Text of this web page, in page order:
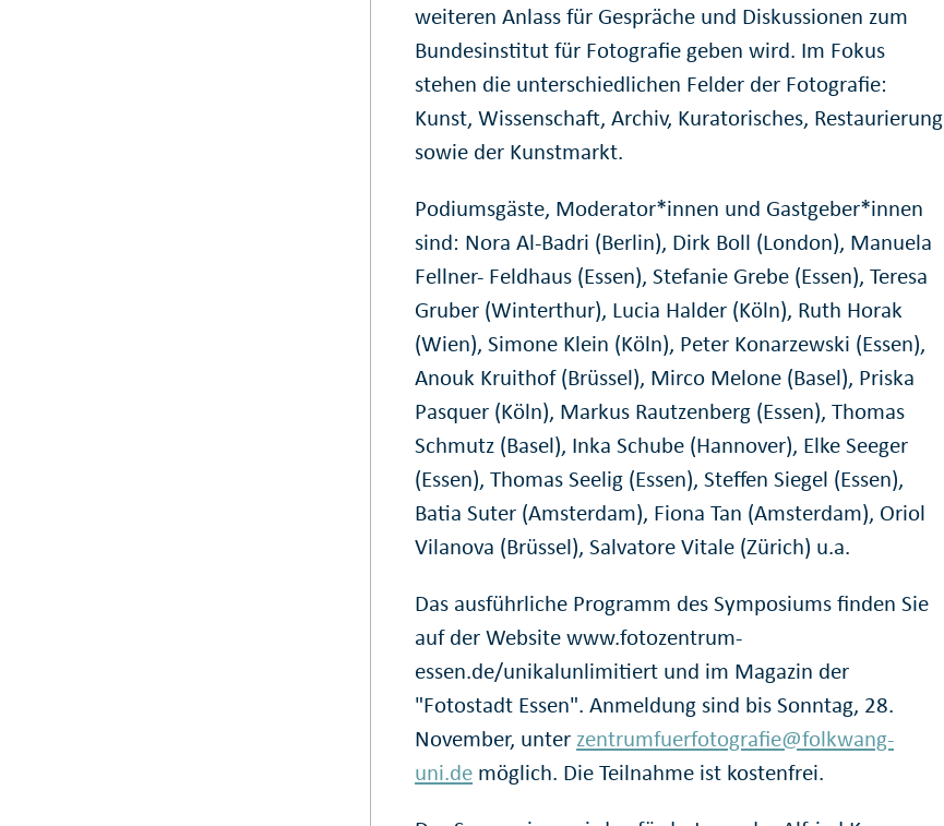
weiteren Anlass für Gespräche und Diskussionen zum
Bundesinstitut für Fotografie geben wird. Im Fokus
stehen die unterschiedlichen Felder der Fotografie:
Kunst, Wissenschaft, Archiv, Kuratorisches, Restaurierung
sowie der Kunstmarkt.
Podiumsgäste, Moderator*innen und Gastgeber*innen
sind: Nora Al-Badri (Berlin), Dirk Boll (London), Manuela
Fellner- Feldhaus (Essen), Stefanie Grebe (Essen), Teresa
Gruber (Winterthur), Lucia Halder (Köln), Ruth Horak
(Wien), Simone Klein (Köln), Peter Konarzewski (Essen),
Anouk Kruithof (Brüssel), Mirco Melone (Basel), Priska
Pasquer (Köln), Markus Rautzenberg (Essen), Thomas
Schmutz (Basel), Inka Schube (Hannover), Elke Seeger
(Essen), Thomas Seelig (Essen), Steffen Siegel (Essen),
Batia Suter (Amsterdam), Fiona Tan (Amsterdam), Oriol
Vilanova (Brüssel), Salvatore Vitale (Zürich) u.a.
Das ausführliche Programm des Symposiums finden Sie
auf der Website www.fotozentrum-
essen.de/unikalunlimitiert und im Magazin der
"Fotostadt Essen". Anmeldung sind bis Sonntag, 28.
November, unter zentrumfuerfotografie@folkwang-
uni.de möglich. Die Teilnahme ist kostenfrei.